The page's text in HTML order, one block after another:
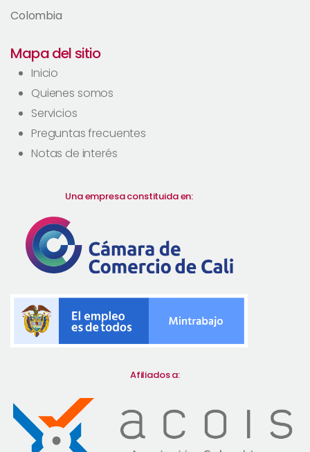
Colombia
Mapa del sitio
Inicio
Quienes somos
Servicios
Preguntas frecuentes
Notas de interés
Una empresa constituida en:
Afiliados a: